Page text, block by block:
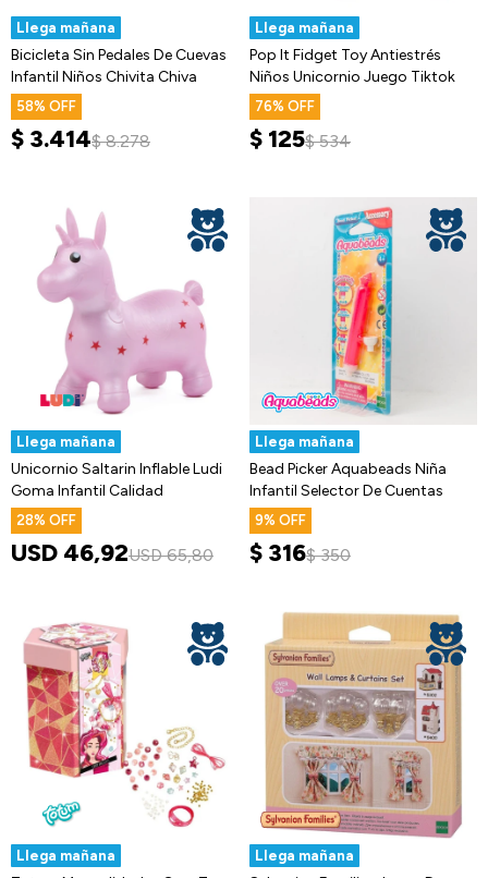
Llega mañana
Bicicleta Sin Pedales De Cuevas
Infantil Niños Chivita Chiva
58
$ 3.414$ 8.278
Llega mañana
Pop It Fidget Toy Antiestrés
Niños Unicornio Juego Tiktok
76
$ 125$ 534
Llega mañana
Unicornio Saltarin Inflable Ludi
Goma Infantil Calidad
28
USD 46,92USD 65,80
Llega mañana
Bead Picker Aquabeads Niña
Infantil Selector De Cuentas
9
$ 316$ 350
Llega mañana Llega mañana